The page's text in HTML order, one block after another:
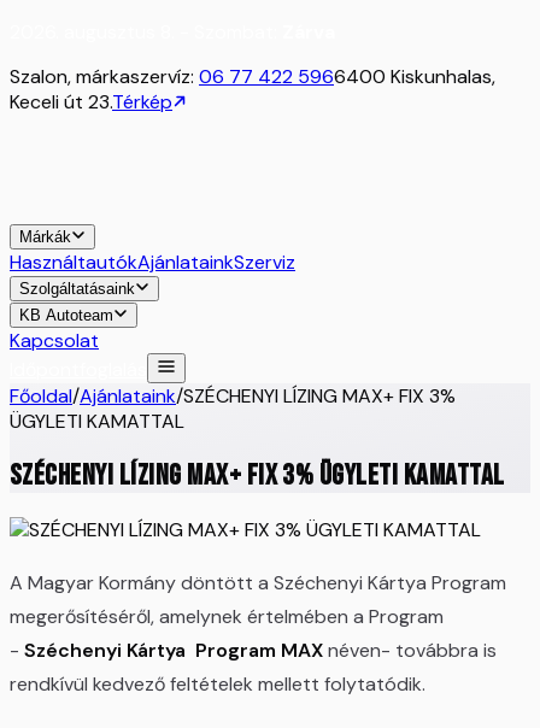
Szalon, márkaszervíz: 06 77 422 5966400 Kiskunhalas,
Keceli út 23.Térkép
Márkák
HasználtautókAjánlatainkSzerviz
Szolgáltatásaink
KB Autoteam
Kapcsolat
Főoldal/Ajánlataink/SZÉCHENYI LÍZING MAX+ FIX 3%
ÜGYLETI KAMATTAL
SZÉCHENYI LÍZING MAX+ FIX 3% ÜGYLETI KAMATTAL
A Magyar Kormány döntött a Széchenyi Kártya Program
megerősítéséről, amelynek értelmében a Program
- Széchenyi Kártya Program MAXnéven- továbbra is
rendkívül kedvező feltételek mellett folytatódik.